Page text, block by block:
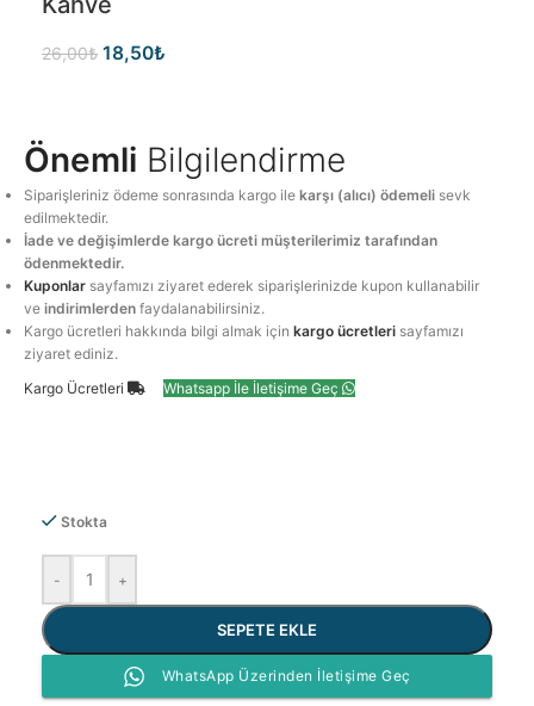
26,00₺ 18,50₺
Önemli Bilgilendirme
Siparişleriniz ödeme sonrasında kargo ilekarşı (alıcı) ödemeli sevk
edilmektedir.
İade ve değişimlerde kargo ücreti müşterilerimiz tarafından
ödenmektedir.
Kuponlar sayfamızı ziyaret ederek siparişlerinizde kupon kullanabilir
veindirimlerden faydalanabilirsiniz.
Kargo ücretleri hakkında bilgi almak içinkargo ücretleri sayfamızı
ziyaret ediniz.
Kargo Ücretleri
Whatsapp İle İletişime Geç
Stokta
- +
SEPETE EKLE
WhatsApp Üzerinden İletişime Geç